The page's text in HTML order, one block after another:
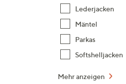
Lederjacken
Mäntel
Parkas
Softshelljacken
Mehr anzeigen